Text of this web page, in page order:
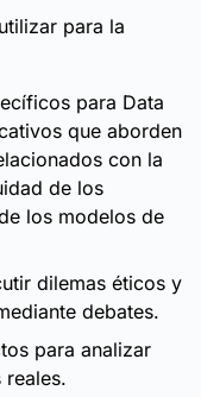
para la
para Data
que aborden
con la
de los
los modelos de
dilemas éticos y
debates.
para analizar
reales.